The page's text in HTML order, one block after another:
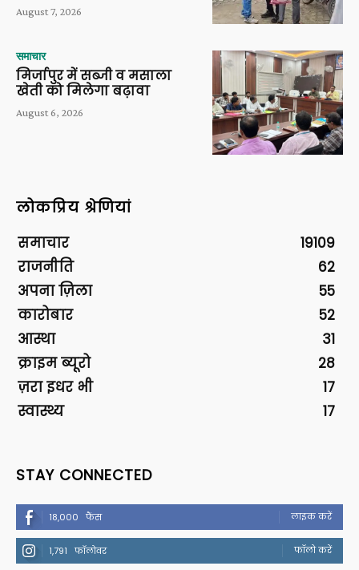
August 7, 2026
समाचार
मिर्जापुर में सब्जी व मसाला
खेती को मिलेगा बढ़ावा
August 6, 2026
लोकप्रिय श्रेणियां
समाचार
19109
राजनीति
62
अपना ज़िला
55
कारोबार
52
आस्था
31
क्राइम ब्यूरो
28
ज़रा इधर भी
17
स्वास्थ्य
17
STAY CONNECTED
18,000 फैंस लाइक करें
1,791 फॉलोवर फॉलो करें